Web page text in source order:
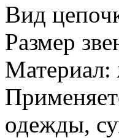
Вид
Размер
Материал:
одежды,